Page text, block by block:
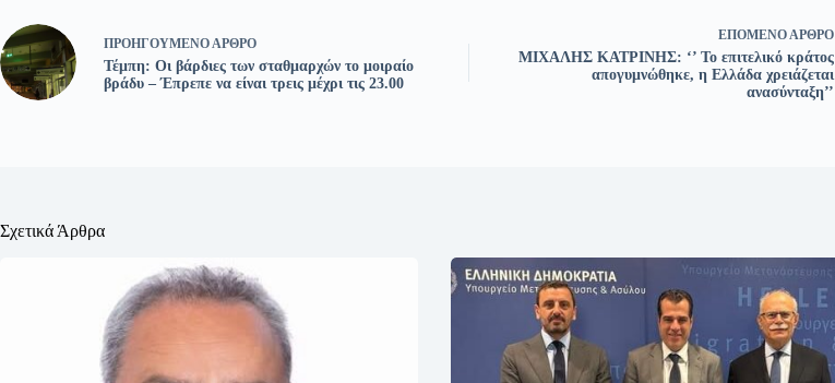
ΠΡΟΗΓΟΎΜΕΝΟΆΡΘΡΟ
Τέμπη: Οι βάρδιες των σταθμαρχών το μοιραίο
βράδυ – Έπρεπε να είναι τρεις μέχρι τις 23.00
ΕΠΌΜΕΝΟΆΡΘΡΟ
ΜΙΧΑΛΗΣ ΚΑΤΡΙΝΗΣ: ‘’ Το επιτελικό κράτος
απογυμνώθηκε, η Ελλάδα χρειάζεται
ανασύνταξη’’
Σχετικά Άρθρα